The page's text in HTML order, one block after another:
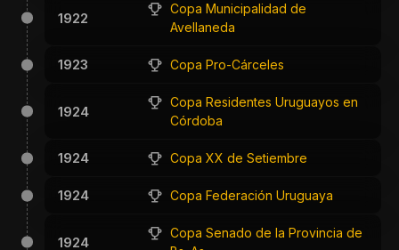
1922
Copa Municipalidad de
Avellaneda
1923 Copa Pro-Cárceles
1924
Copa Residentes Uruguayos en
Córdoba
1924 Copa XX de Setiembre
1924 Copa Federación Uruguaya
1924
Copa Senado de la Provincia de